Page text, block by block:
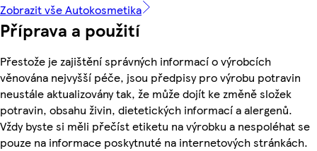
Zobrazit vše Autokosmetika
Příprava a použití
Přestože je zajištění správných informací o výrobcích
věnována nejvyšší péče, jsou předpisy pro výrobu potravin
neustále aktualizovány tak, že může dojít ke změně složek
potravin, obsahu živin, dietetických informací a alergenů.
Vždy byste si měli přečíst etiketu na výrobku a nespoléhat se
pouze na informace poskytnuté na internetových stránkách.